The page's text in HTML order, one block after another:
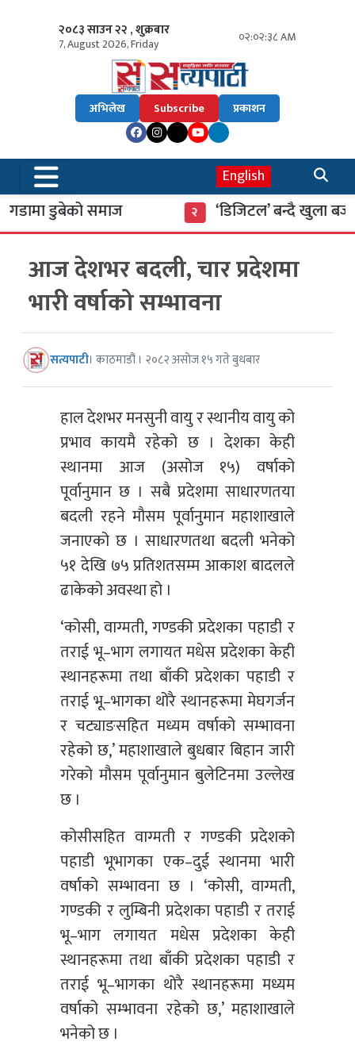
२०८३ साउन २२ , शुक्रबार
7, August 2026, Friday ०२:०२:३९ AM
अभिलेख Subscribe प्रकाशन
English
डुबेको समाज ‘डिजिटल’ बन्दै खुला बजार
आज देशभर बदली, चार प्रदेशमा
भारी वर्षाको सम्भावना
सत्यपाटी। काठमाडौं । २०८२ असोज १५ गते बुधबार
हाल देशभर मनसुनी वायु र स्थानीय वायु को
प्रभाव कायमै रहेको छ । देशका केही
स्थानमा आज (असोज १५) वर्षाको
पूर्वानुमान छ । सबै प्रदेशमा साधारणतया
बदली रहने मौसम पूर्वानुमान महाशाखाले
जनाएको छ । साधारणतथा बदली भनेको
५१ देखि ७५ प्रतिशतसम्म आकाश बादलले
ढाकेको अवस्था हो ।
‘कोसी, वाग्मती, गण्डकी प्रदेशका पहाडी र
तराई भू–भाग लगायत मधेस प्रदेशका केही
स्थानहरूमा तथा बाँकी प्रदेशका पहाडी र
तराई भू–भागका थोरै स्थानहरूमा मेघगर्जन
र चट्याङसहित मध्यम वर्षाको सम्भावना
रहेको छ,’ महाशाखाले बुधबार बिहान जारी
गरेको मौसम पूर्वानुमान बुलेटिनमा उल्लेख
छ ।
कोसीसहित वाग्मती र गण्डकी प्रदेशको
पहाडी भूभागका एक–दुई स्थानमा भारी
वर्षाको सम्भावना छ । ‘कोसी, वाग्मती,
गण्डकी र लुम्बिनी प्रदेशका पहाडी र तराई
भू–भाग लगायत मधेस प्रदेशका केही
स्थानहरूमा तथा बाँकी प्रदेशका पहाडी र
तराई भू–भागका थोरै स्थानहरूमा मध्यम
वर्षाको सम्भावना रहेको छ,’ महाशाखाले
भनेको छ ।